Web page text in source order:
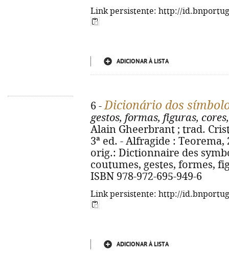
Link persistente: http://
ADICIONAR À LISTA
6 -Dicionário dos
gestos, formas, figuras,
Alain Gheerbrant ; trad.
3ª ed. - Alfragide : Teorema,
orig.: Dictionnaire des
coutumes, gestes, formes,
ISBN 978-972-695-949-6
Link persistente: http://
ADICIONAR À LISTA